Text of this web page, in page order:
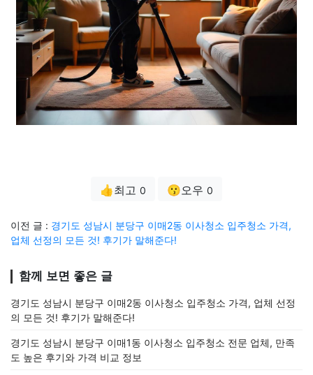
👍최고 0 😗오우 0
이전 글 : 경기도 성남시 분당구 이매2동 이사청소 입주청소 가격,
업체 선정의 모든 것! 후기가 말해준다!
함께 보면 좋은 글
경기도 성남시 분당구 이매2동 이사청소 입주청소 가격, 업체 선정
의 모든 것! 후기가 말해준다!
경기도 성남시 분당구 이매1동 이사청소 입주청소 전문 업체, 만족
도 높은 후기와 가격 비교 정보